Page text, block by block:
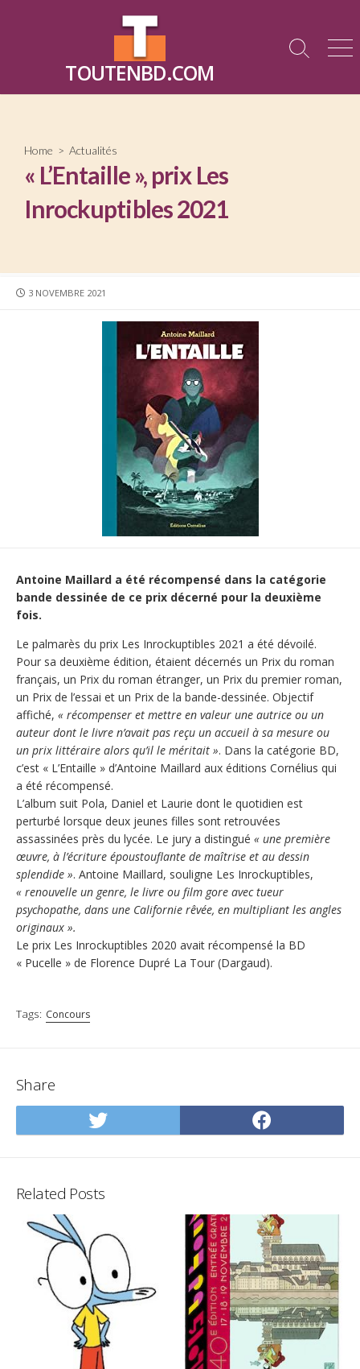
TOUTENBD.COM
Search
Home > Actualités
« L’Entaille », prix Les
Inrockuptibles 2021
PUBLISHED
3 NOVEMBRE 2021
Antoine Maillard a été récompensé dans la catégorie
bande dessinée de ce prix décerné pour la deuxième
fois.
Le palmarès du prix Les Inrockuptibles 2021 a été dévoilé.
Pour sa deuxième édition, étaient décernés un Prix du roman
français, un Prix du roman étranger, un Prix du premier roman,
un Prix de l’essai et un Prix de la bande-dessinée. Objectif
affiché, « récompenser et mettre en valeur une autrice ou un
auteur dont le livre n’avait pas reçu un accueil à sa mesure ou
un prix littéraire alors qu’il le méritait ». Dans la catégorie BD,
c’est « L’Entaille » d’Antoine Maillard aux éditions Cornélius qui
a été récompensé.
L’album suit Pola, Daniel et Laurie dont le quotidien est
perturbé lorsque deux jeunes filles sont retrouvées
assassinées près du lycée. Le jury a distingué « une première
œuvre, à l’écriture époustouflante de maîtrise et au dessin
splendide ». Antoine Maillard, souligne Les Inrockuptibles,
« renouvelle un genre, le livre ou film gore avec tueur
psychopathe, dans une Californie rêvée, en multipliant les angles
originaux ».
Le prix Les Inrockuptibles 2020 avait récompensé la BD
« Pucelle » de Florence Dupré La Tour (Dargaud).
Tags: Concours
Share
Share
on
on
Related Posts